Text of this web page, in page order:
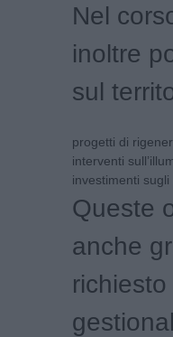
Nel
inoltre
sul
progetti di
interventi
investimenti
Queste
anche